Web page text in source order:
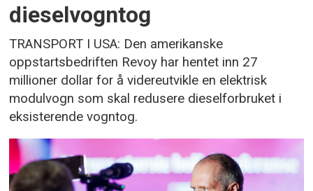
dieselvogntog
TRANSPORT I USA: Den amerikanske
oppstartsbedriften Revoy har hentet inn 27
millioner dollar for å videreutvikle en elektrisk
modulvogn som skal redusere dieselforbruket i
eksisterende vogntog.